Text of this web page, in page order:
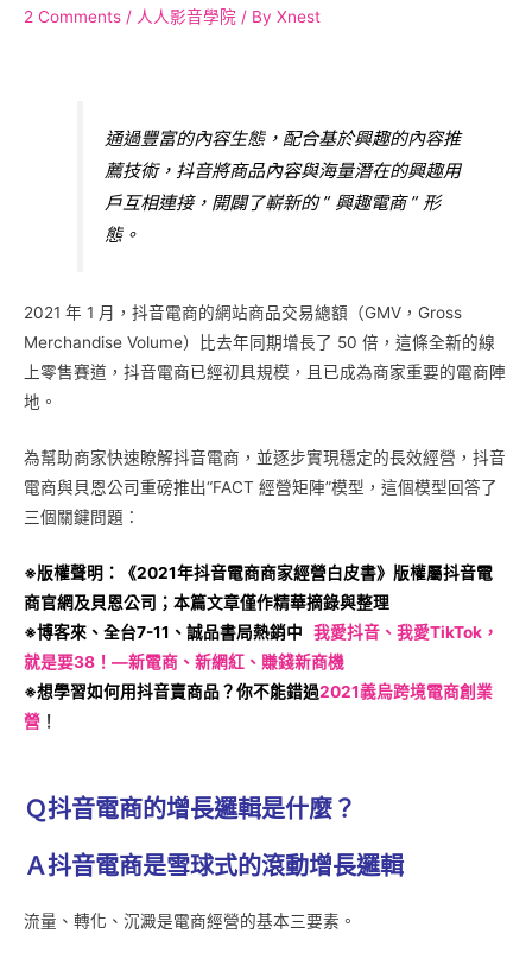
2 Comments / 人人影音學院 / By Xnest
通過豐富的內容生態，配合基於興趣的內容推
薦技術，抖音將商品內容與海量潛在的興趣用
戶互相連接，開闢了嶄新的 ” 興趣電商 ” 形
態。
2021 年 1 月，抖音電商的網站商品交易總額（GMV，Gross
Merchandise Volume）比去年同期增長了 50 倍，這條全新的線
上零售賽道，抖音電商已經初具規模，且已成為商家重要的電商陣
地。
為幫助商家快速瞭解抖音電商，並逐步實現穩定的長效經營，抖音
電商與貝恩公司重磅推出“FACT 經營矩陣”模型，這個模型回答了
三個關鍵問題：
※版權聲明：《2021年抖音電商商家經營白皮書》版權屬抖音電
商官網及貝恩公司；本篇文章僅作精華摘錄與整理
※博客來、全台7-11、誠品書局熱銷中 我愛抖音、我愛TikTok，
就是要38！—新電商、新網紅、賺錢新商機
※想學習如何用抖音賣商品？你不能錯過2021義烏跨境電商創業
營 ！
Ｑ抖音電商的增長邏輯是什麼？
Ａ抖音電商是雪球式的滾動增長邏輯
流量、轉化、沉澱是電商經營的基本三要素。